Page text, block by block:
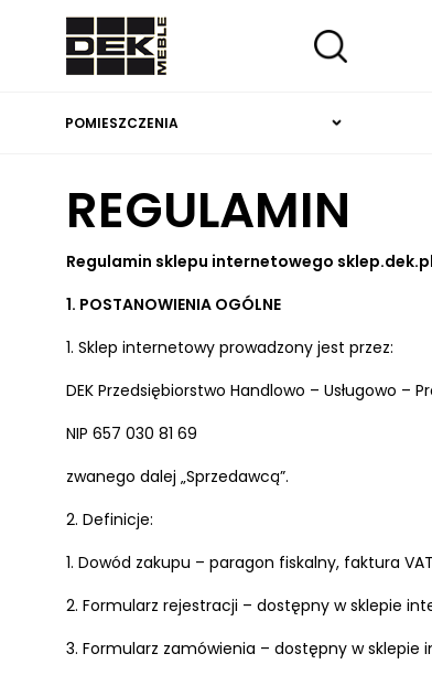
POMIESZCZENIA
REGULAMIN
Regulamin sklepu internetowego
1. POSTANOWIENIA OGÓLNE
1. Sklep internetowy prowadzony jest przez:
DEK Przedsiębiorstwo Handlowo – Usługowo –
NIP 657 030 81 69
zwanego dalej „Sprzedawcą”.
2. Definicje:
1. Dowód zakupu – paragon fiskalny, faktura
2. Formularz rejestracji – dostępny w sklepie
3. Formularz zamówienia – dostępny w